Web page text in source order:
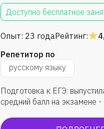
Доступно бесплатное
Опыт: 23 годаРейтинг:
Репетитор по
русскому языку
Подготовка к ЕГЭ:
средний балл на экзамене -
учениками, средняя